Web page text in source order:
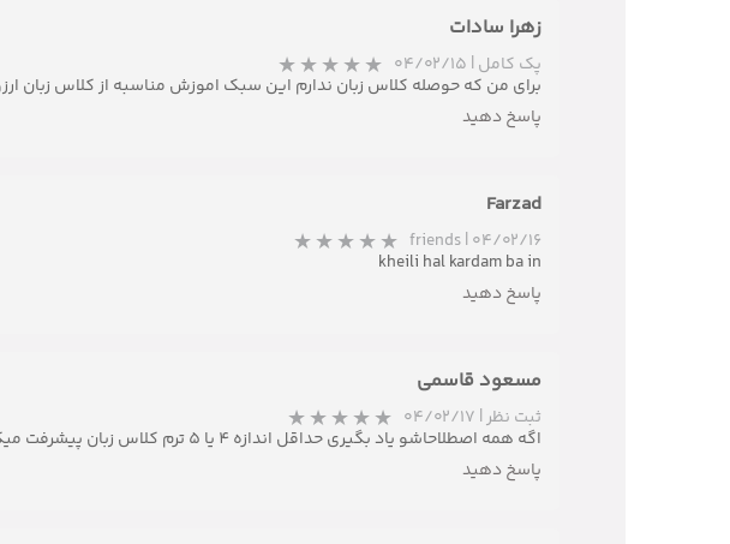
زهرا سادات
پک کامل | ۰۴/۰۲/۱۵
برای من که حوصله کلاس زبان ندارم این سبک اموزش مناسبه از کلاس زبان
پاسخ دهید
Farzad
friends| ۰۴/۰۲/۱۶
kheili hal kardam ba in
پاسخ دهید
مسعود قاسمی
ثبت نظر| ۰۴/۰۲/۱۷
اگه همه اصطلاحاشو یاد بگیری حداقل اندازه 4 یا 5 ترم کلاس زبان پیشرفت میکنی
پاسخ دهید